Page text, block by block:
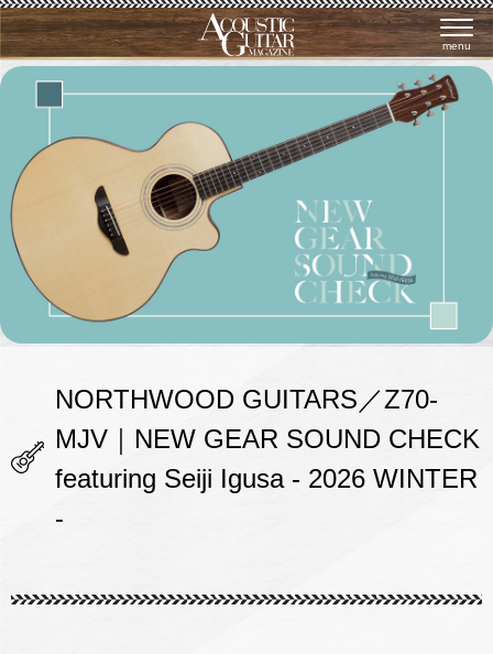
menu
NORTHWOOD GUITARS／Z70-
MJV｜NEW GEAR SOUND CHECK
featuring Seiji Igusa - 2026 WINTER
-